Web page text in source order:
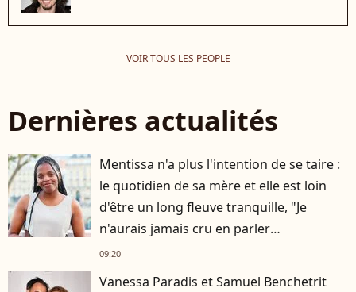
VOIR TOUS LES PEOPLE
Dernières actualités
Mentissa n'a plus l'intention de se taire :
le quotidien de sa mère et elle est loin
d'être un long fleuve tranquille, "Je
n'aurais jamais cru en parler
publiquement"
09:20
Vanessa Paradis et Samuel Benchetrit